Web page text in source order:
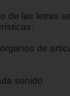
de las letras
de
sonido